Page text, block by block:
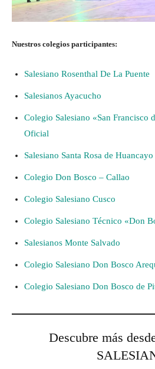
Nuestros colegios participantes:
Salesiano Rosenthal De La Puente
Salesianos Ayacucho
Colegio Salesiano «San Francisco
Oficial
Salesiano Santa Rosa de Huancayo
Colegio Don Bosco – Callao
Colegio Salesiano Cusco
Colegio Salesiano Técnico «Don
Salesianos Monte Salvado
Colegio Salesiano Don Bosco
Colegio Salesiano Don Bosco de
Descubre más